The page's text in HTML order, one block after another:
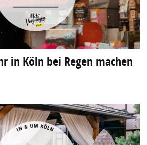
in Köln bei Regen machen